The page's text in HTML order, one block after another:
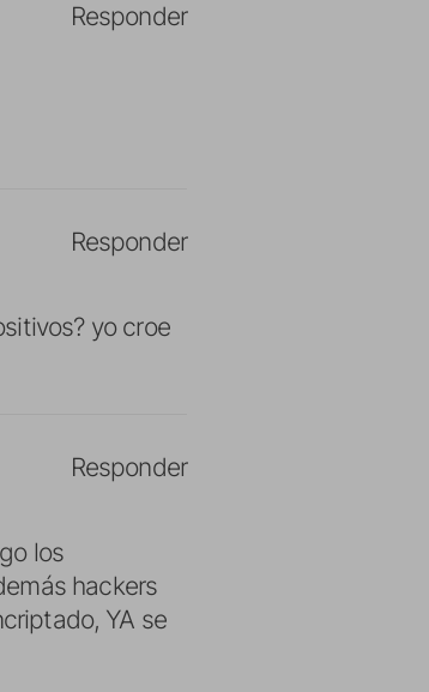
Responder
yo croe
Responder
los
hackers
YA se
Responder